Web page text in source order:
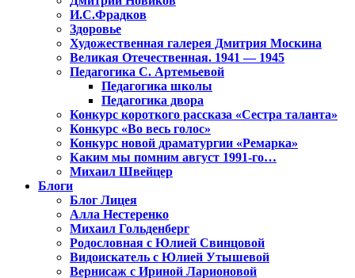
И.С.Фрадков
Здоровье
Художественная галерея Дмитрия Москина
Великая Отечественная. 1941 — 1945
Педагогика С. Артемьевой
Педагогика школы
Педагогика двора
Конкурс короткого рассказа «Сестра таланта»
Конкурс «Во весь голос»
Конкурс новой драматургии «Ремарка»
Каким мы помним август 1991-го…
Михаил Швейцер
Блоги
Блог Лицея
Алла Нестеренко
Михаил Гольденберг
Родословная с Юлией Свинцовой
Видоискатель с Юлией Утышевой
Вернисаж с Ириной Ларионовой